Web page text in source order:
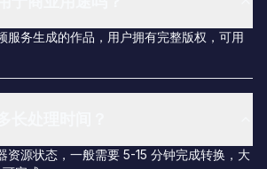
服务生成的作品，用户拥有完整版权，可用
资源状态，一般需要 5-15 分钟完成转换，大